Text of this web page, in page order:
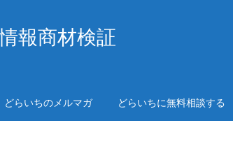
報商材検証
どらいちのメルマガ どらいちに無料相談する